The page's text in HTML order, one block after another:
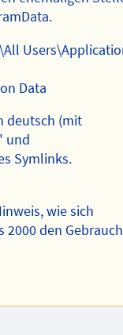
Data
deutsch (mit
und
Symlinks.
wie sich
2000 den Gebrauch